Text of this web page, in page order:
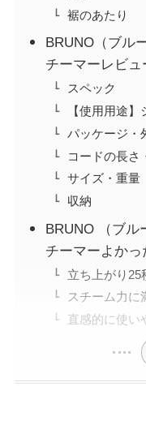
裾のあたり
BRUNO（ブル
チーマーレビュ
スペック
【使用用途
パッケージ・
コードの長さ
サイズ・重量
収納
BRUNO （ブル
チーマーよかっ
立ち上がり25
スチーム力に
直感的に使い